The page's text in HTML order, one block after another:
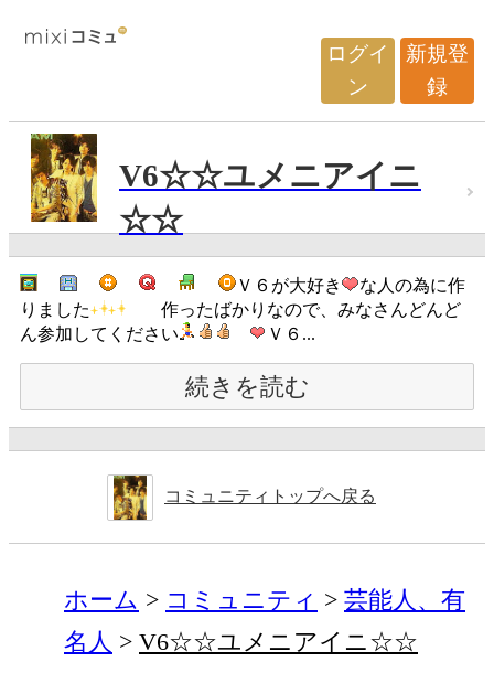
ログイ
ン
新規登
録
V6☆☆ユメニアイニ
☆☆
Ｖ６が大好き
な人の為に作
りました
作ったばかりなので、みなさんどんど
ん参加してください
Ｖ６...
続きを読む
コミュニティトップへ戻る
ホーム コミュニティ
芸能人、有
名人
V6☆☆ユメニアイニ☆☆